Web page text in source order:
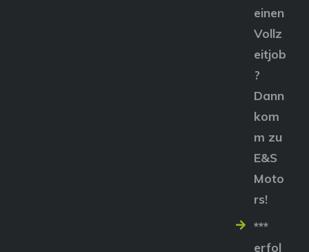
einen
Vollz
eitjob
?
Dann
kom
m zu
E&S
Moto
rs!
***
erfol